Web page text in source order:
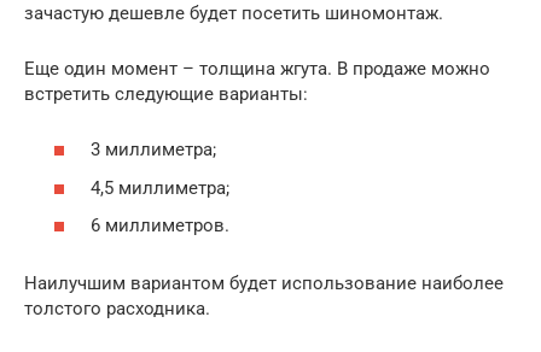
зачастую дешевле будет посетить шиномонтаж.
Еще один момент – толщина жгута. В продаже можно
встретить следующие варианты:
3 миллиметра;
4,5 миллиметра;
6 миллиметров.
Наилучшим вариантом будет использование наиболее
толстого расходника.